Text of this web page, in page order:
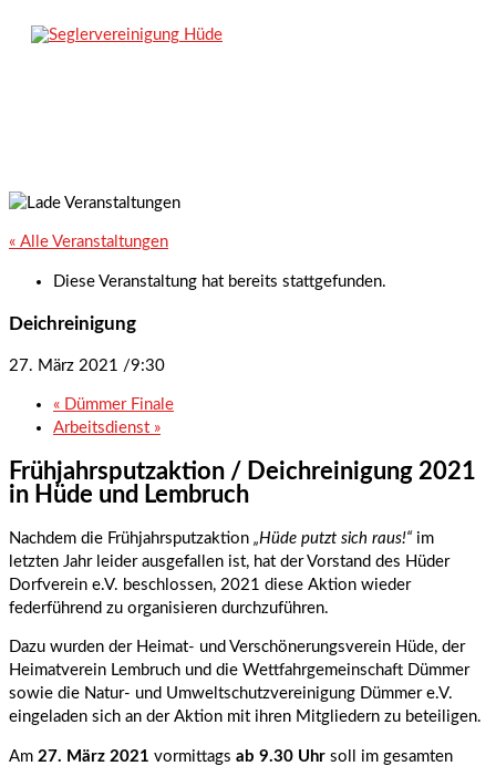
Inhalt
« Alle Veranstaltungen
Diese Veranstaltung hat bereits stattgefunden.
Deichreinigung
27. März 2021 /9:30
« Dümmer Finale
Arbeitsdienst »
Frühjahrsputzaktion / Deichreinigung 2021
in Hüde und Lembruch
Nachdem die Frühjahrsputzaktion „Hüde putzt sich raus!“ im
letzten Jahr leider ausgefallen ist, hat der Vorstand des Hüder
Dorfverein e.V. beschlossen, 2021 diese Aktion wieder
federführend zu organisieren durchzuführen.
Dazu wurden der Heimat- und Verschönerungsverein Hüde, der
Heimatverein Lembruch und die Wettfahrgemeinschaft Dümmer
sowie die Natur- und Umweltschutzvereinigung Dümmer e.V.
eingeladen sich an der Aktion mit ihren Mitgliedern zu beteiligen.
Am 27. März 2021 vormittags ab 9.30 Uhr soll im gesamten